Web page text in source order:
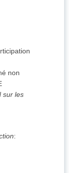
non
sur les
: